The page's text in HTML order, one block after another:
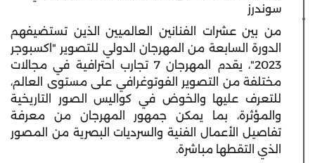
سوندرز
من بين عشرات الفنانين العالميين الذين تستضيفهم
الدورة السابعة من المهرجان الدولي للتصوير "اكسبوجر
2023"، يقدم المهرجان 7 تجارب احترافية في مجالات
مختلفة من التصوير الفوتوغرافي على مستوى العالم،
للتعرف عليها والخوض في كواليس الصور التاريخية
والمؤثرة، بما يمكن جمهور المهرجان من معرفة
تفاصيل الأعمال الفنية والسرديات البصرية من المصور
الذي التقطها مباشرة.